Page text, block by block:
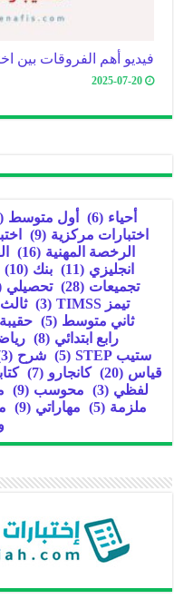
فيديو أهم الفروقات بين
2025-07-20
أحياء (6) أول متوسط
اختبارات مركزية (9)
الرخصة المهنية (16)
انجليزي (11) بنك (10)
تجميعات (28) تحصيلي
تيمز TIMSS
(3) ثالث
ثاني متوسط (5) حقيبة
رابع ابتدائي (8)
ستيب STEP
(5) شرح (3)
قياس (20) كانجارو (7)
لفظي (3) محوسب (9)
ملزمة (5) مهاراتي (9)